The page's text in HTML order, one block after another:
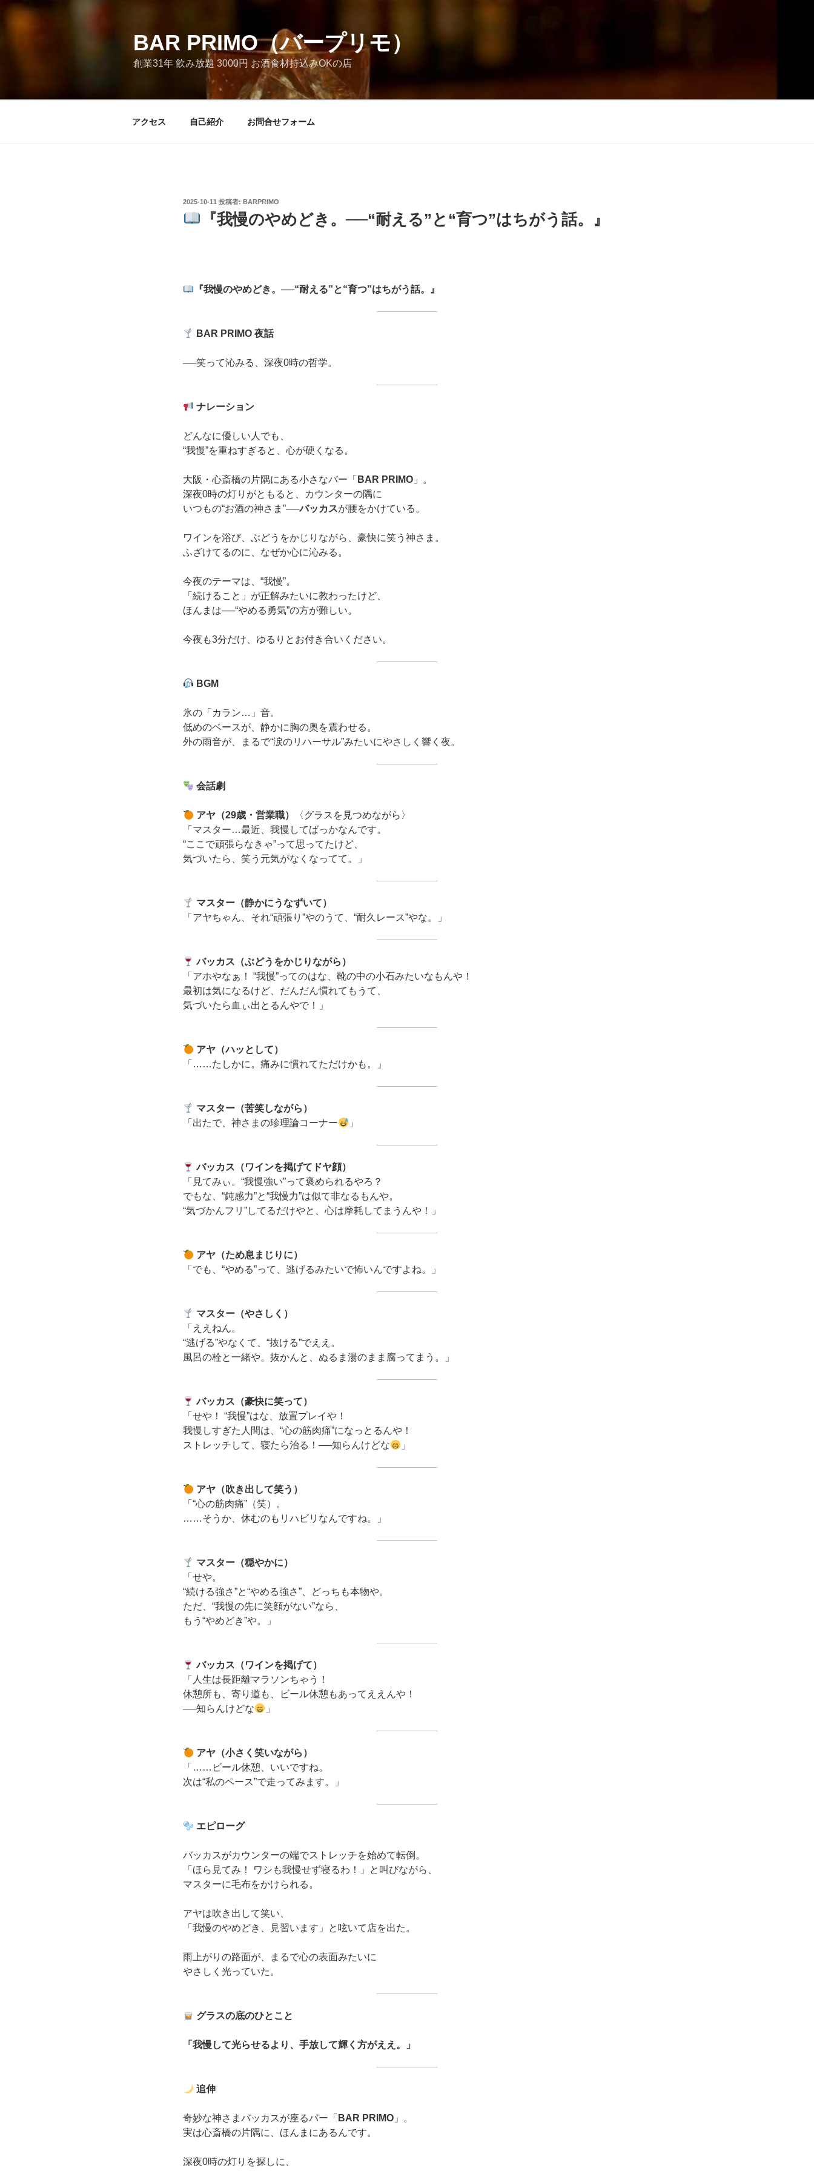
コ
BAR PRIMO（バープリモ）
創業31年 飲み放題 3000円 お酒食材持込みOKの店
アクセス 自己紹介 お問合せフォーム
投
日:
2025-10-11 投稿者: BARPRIMO
『我慢のやめどき。──“耐える”と“育つ”はちがう話。』
『我慢のやめどき。──“耐える”と“育つ”はちがう話。』
BAR PRIMO夜話
──笑って沁みる、深夜0時の哲学。
ナレーション
どんなに優しい人でも、
“我慢”を重ねすぎると、心が硬くなる。
大阪・心斎橋の片隅にある小さなバー「 BAR PRIMO 」。
深夜0時の灯りがともると、カウンターの隅に
いつもの“お酒の神さま”──バッカスが腰をかけている。
ワインを浴び、ぶどうをかじりながら、豪快に笑う神さま。
ふざけてるのに、なぜか心に沁みる。
今夜のテーマは、“我慢”。
「続けること」が正解みたいに教わったけど、
ほんまは──“やめる勇気”の方が難しい。
今夜も3分だけ、ゆるりとお付き合いください。
BGM
氷の「カラン…」音。
低めのベースが、静かに胸の奥を震わせる。
外の雨音が、まるで“涙のリハーサル”みたいにやさしく響く夜。
会話劇
アヤ（29歳・営業職）
〈グラスを見つめながら〉
「マスター…最近、我慢してばっかなんです。
“ここで頑張らなきゃ”って思ってたけど、
気づいたら、笑う元気がなくなってて。」
マスター（静かにうなずいて）
「アヤちゃん、それ“頑張り”やのうて、“耐久レース”やな。」
バッカス（ぶどうをかじりながら）
「アホやなぁ！ “我慢”ってのはな、靴の中の小石みたいなもんや！
最初は気になるけど、だんだん慣れてもうて、
気づいたら血ぃ出とるんやで！」
アヤ（ハッとして）
「……たしかに。痛みに慣れてただけかも。」
マスター（苦笑しながら）
「出たで、神さまの珍理論コーナー
」
バッカス（ワインを掲げてドヤ顔）
「見てみぃ。“我慢強い”って褒められるやろ？
でもな、“鈍感力”と“我慢力”は似て非なるもんや。
“気づかんフリ”してるだけやと、心は摩耗してまうんや！」
アヤ（ため息まじりに）
「でも、“やめる”って、逃げるみたいで怖いんですよね。」
マスター（やさしく）
「ええねん。
“逃げる”やなくて、“抜ける”でええ。
風呂の栓と一緒や。抜かんと、ぬるま湯のまま腐ってまう。」
バッカス（豪快に笑って）
「せや！ “我慢”はな、放置プレイや！
我慢しすぎた人間は、“心の筋肉痛”になっとるんや！
ストレッチして、寝たら治る！──知らんけどな
」
アヤ（吹き出して笑う）
「“心の筋肉痛”（笑）。
……そうか、休むのもリハビリなんですね。」
マスター（穏やかに）
「せや。
“続ける強さ”と“やめる強さ”、どっちも本物や。
ただ、“我慢の先に笑顔がない”なら、
もう“やめどき”や。」
バッカス（ワインを掲げて）
「人生は長距離マラソンちゃう！
休憩所も、寄り道も、ビール休憩もあってええんや！
──知らんけどな
」
アヤ（小さく笑いながら）
「……ビール休憩、いいですね。
次は“私のペース”で走ってみます。」
エピローグ
バッカスがカウンターの端でストレッチを始めて転倒。
「ほら見てみ！ ワシも我慢せず寝るわ！」と叫びながら、
マスターに毛布をかけられる。
アヤは吹き出して笑い、
「我慢のやめどき、見習います」と呟いて店を出た。
雨上がりの路面が、まるで心の表面みたいに
やさしく光っていた。
グラスの底のひとこと
「我慢して光らせるより、手放して輝く方がええ。」
追伸
奇妙な神さまバッカスが座るバー「 BAR PRIMO 」。
実は心斎橋の片隅に、ほんまにあるんです。
深夜0時の灯りを探しに、